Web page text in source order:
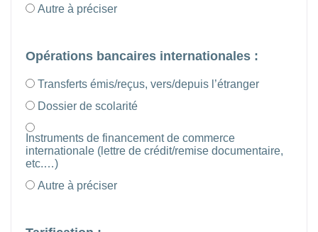
Autre à préciser
Opérations bancaires internationales :
Transferts émis/reçus, vers/depuis l’étranger
Dossier de scolarité
Instruments de financement de commerce
internationale (lettre de crédit/remise documentaire,
etc.…)
Autre à préciser